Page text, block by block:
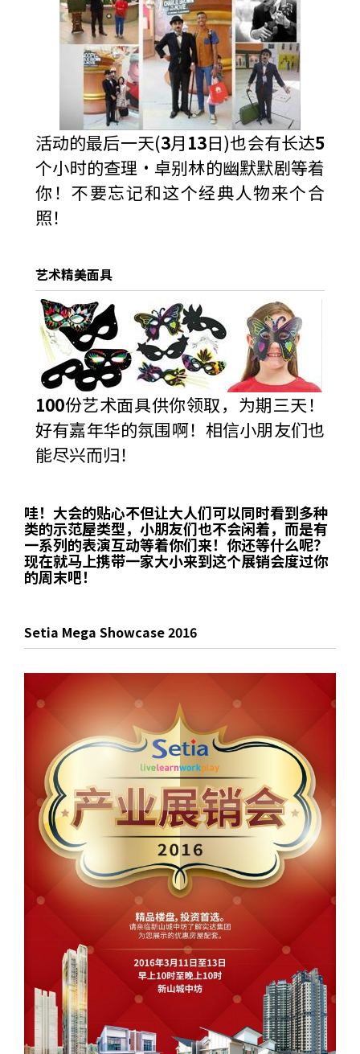
活动的最后一天(3月 13日)也会有长达5
个小时的查理·卓别林的幽默默剧等着
你！不要忘记和这个经典人物来个合
照！
艺术精美面具
100份艺术面具供你领取，为期三天！
好有嘉年华的氛围啊！相信小朋友们也
能尽兴而归！
哇！大会的贴心不但让大人们可以同时看到多种
类的示范屋类型，小朋友们也不会闲着，而是有
一系列的表演互动等着你们来！你还等什么呢？
现在就马上携带一家大小来到这个展销会度过你
的周末吧！
Setia Mega Showcase 2016